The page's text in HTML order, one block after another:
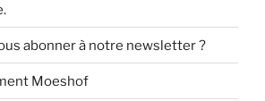
abonner à notre newsletter ?
Moeshof